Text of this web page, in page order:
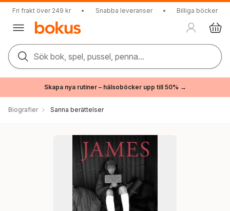
Fri frakt över 249 kr • Snabba leveranser • Billiga böcker
Sök bok, spel, pussel, penna...
Skapa nya rutiner – hälsoböcker upp till 50% →
Biografier Sanna berättelser